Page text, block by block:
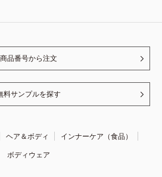
商品番号から注文
料サンプルを探す
ヘア＆ボディ
インナーケア（食品）
ボディウェア